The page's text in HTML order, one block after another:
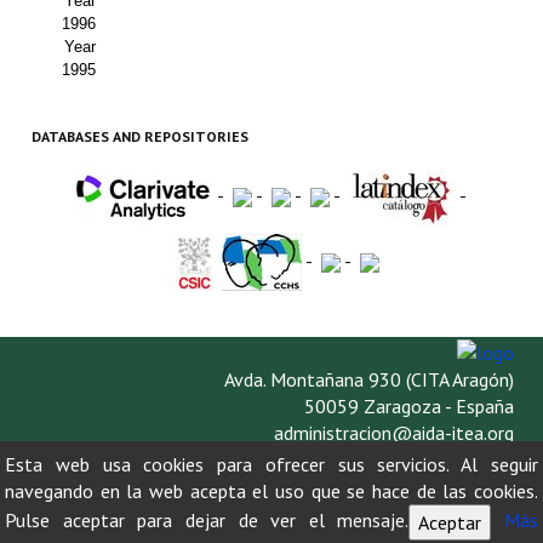
1996
Year
1995
DATABASES AND REPOSITORIES
- - - - -
- -
Avda. Montañana 930 (CITA Aragón)
50059 Zaragoza - España
administracion@aida-itea.org
976 716 305
Esta web usa cookies para ofrecer sus servicios. Al seguir
navegando en la web acepta el uso que se hace de las cookies.
Pulse aceptar para dejar de ver el mensaje. Aceptar
Más